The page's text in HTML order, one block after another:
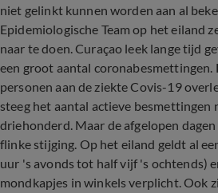
niet gelinkt kunnen worden aan al
Epidemiologische Team op het eiland
naar te doen. Curaçao leek lange tijd
een groot aantal coronabesmettingen.
personen aan de ziekte Covis-19
steeg het aantal actieve besmettingen
driehonderd. Maar de afgelopen dagen
flinke stijging. Op het eiland geldt al
uur 's avonds tot half vijf 's ochtends)
mondkapjes in winkels verplicht. Ook